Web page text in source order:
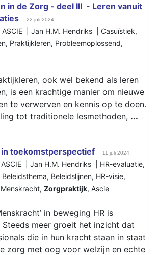
in de Zorg - deel III - Leren vanuit
22 juli 2024
| Jan H.M. Hendriks | Casuïstiek,
, Praktijkleren, Probleemoplossend,
ook wel bekend als leren
is een krachtige manier om nieuwe
te verwerven en kennis op te doen.
tot traditionele lesmethoden, ...
toekomstperspectief 11 juli 2024
| Jan H.M. Hendriks | HR-evaluatie,
Beleidsthema, Beleidslijnen, HR-visie,
Menskracht, Zorgpraktijk, Ascie
in beweging HR is
Steeds meer groeit het inzicht dat
die in hun kracht staan in staat
zorg met oog voor welzijn en echte